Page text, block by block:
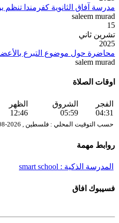
مدرسة آفاق الثانوية كفرمندا
saleem murad
15
تشرين ثاني
2025
محاضرة حول موضوع التبرع
salem murad
اوقات الصلاة
الفجر
04:31
الشروق
05:59
الظهر
12:46
حسب التوقيت المحلي : فلسطين , 2026-08-07 يرجى مراعاة فارق التوقيت بين البلدات والمدن .
روابط مهمة
المدرسة الذكية : smart school
فسيبوك افاق